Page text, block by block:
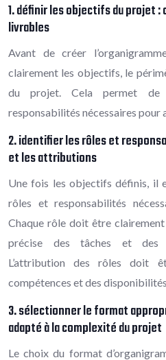
1. définir les objectifs du projet
livrables
Avant de créer
clairement les objectifs, le
du projet. Cela permet
responsabilités nécessaires
2. identifier les rôles et
et les attributions
Une fois les objectifs définis, il
rôles et responsabilités
Chaque rôle doit être
précise des tâches et des
L’attribution des rôles doit
compétences et des
3. sélectionner le format
adapté à la complexité du projet
Le choix du format